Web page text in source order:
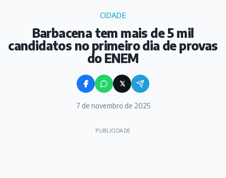
CIDADE
Barbacena tem mais de 5 mil
candidatos no primeiro dia de provas
do ENEM
𝕏
7 de novembro de 2025
PUBLICIDADE